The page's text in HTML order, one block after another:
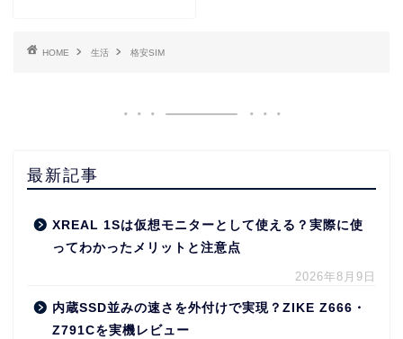
HOME 生活 格安SIM
最新記事
XREAL 1Sは仮想モニターとして使える？実際に使
ってわかったメリットと注意点
2026年8月9日
内蔵SSD並みの速さを外付けで実現？ZIKE Z666・
Z791Cを実機レビュー